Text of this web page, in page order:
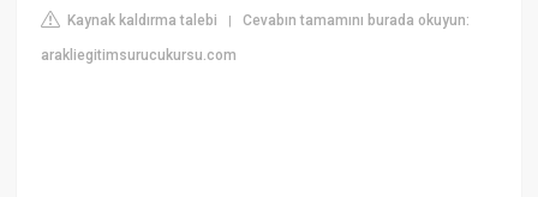
Kaynak kaldırma talebi |Cevabın tamamını burada okuyun:
arakliegitimsurucukursu.com